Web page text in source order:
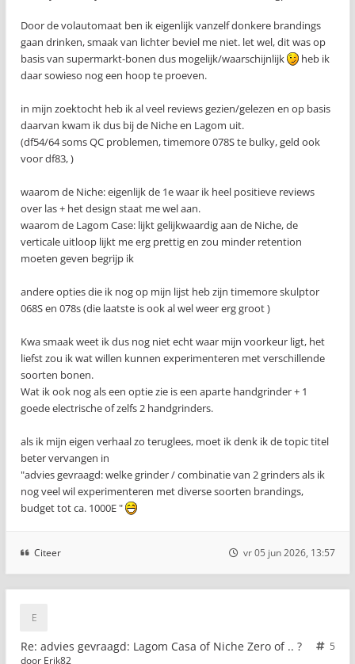
Door de volautomaat ben ik eigenlijk vanzelf donkere brandings
gaan drinken, smaak van lichter beviel me niet. let wel, dit was op
basis van supermarkt-bonen dus mogelijk/waarschijnlijk
heb ik
daar sowieso nog een hoop te proeven.
in mijn zoektocht heb ik al veel reviews gezien/gelezen en op basis
daarvan kwam ik dus bij de Niche en Lagom uit.
(df54/64 soms QC problemen, timemore 078S te bulky, geld ook
voor df83, )
waarom de Niche: eigenlijk de 1e waar ik heel positieve reviews
over las + het design staat me wel aan.
waarom de Lagom Case: lijkt gelijkwaardig aan de Niche, de
verticale uitloop lijkt me erg prettig en zou minder retention
moeten geven begrijp ik
andere opties die ik nog op mijn lijst heb zijn timemore skulptor
068S en 078s (die laatste is ook al wel weer erg groot )
Kwa smaak weet ik dus nog niet echt waar mijn voorkeur ligt, het
liefst zou ik wat willen kunnen experimenteren met verschillende
soorten bonen.
Wat ik ook nog als een optie zie is een aparte handgrinder + 1
goede electrische of zelfs 2 handgrinders.
als ik mijn eigen verhaal zo teruglees, moet ik denk ik de topic titel
beter vervangen in
"advies gevraagd: welke grinder / combinatie van 2 grinders als ik
nog veel wil experimenteren met diverse soorten brandings,
budget tot ca. 1000E "
Citeer vr 05 jun 2026, 13:57
Re: advies gevraagd: Lagom Casa of Niche Zero of .. ?
5
door Erik82